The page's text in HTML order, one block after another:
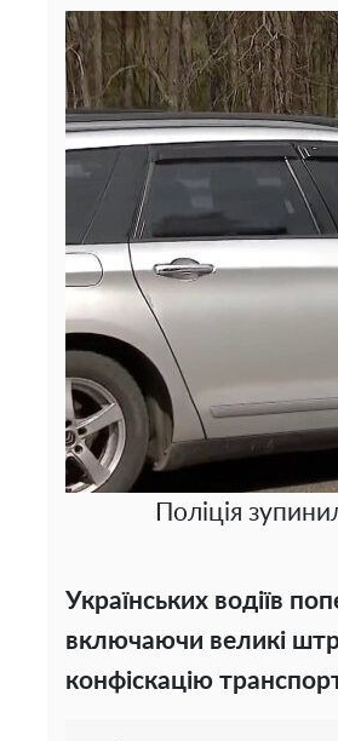
Поліція
Українських водіїв
включаючи великі
конфіскацію